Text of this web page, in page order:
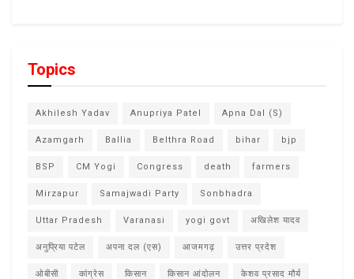
Topics
Akhilesh Yadav Anupriya Patel Apna Dal (S)
Azamgarh Ballia Belthra Road bihar bjp
BSP CM Yogi Congress death farmers
Mirzapur Samajwadi Party Sonbhadra
Uttar Pradesh Varanasi yogi govt अखिलेश यादव
अनुप्रिया पटेल अपना दल (एस) आजमगढ़ उत्तर प्रदेश
ओबीसी कांग्रेस किसान किसान आंदोलन केशव प्रसाद मौर्य